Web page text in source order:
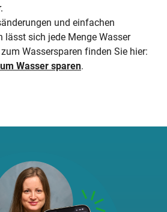
und einfachen
lässt sich jede Menge Wasser
Wassersparen finden Sie hier:
Wasser sparen.